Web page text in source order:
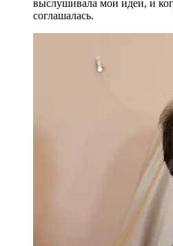
выслушивала мои идеи, и
соглашалась.